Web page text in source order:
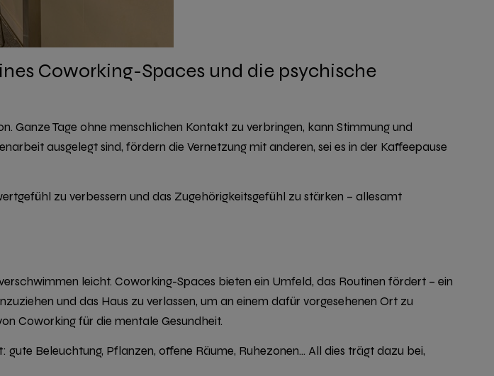
Coworking-Spaces und die psychische
Ganze Tage ohne menschlichen Kontakt zu verbringen, kann Stimmung und
ausgelegt sind, fördern die Vernetzung mit anderen, sei es in der Kaffeepause
zu verbessern und das Zugehörigkeitsgefühl zu stärken – allesamt
leicht. Coworking-Spaces bieten ein Umfeld, das Routinen fördert – ein
und das Haus zu verlassen, um an einem dafür vorgesehenen Ort zu
Coworking für die mentale Gesundheit.
Beleuchtung, Pflanzen, offene Räume, Ruhezonen… All dies trägt dazu bei,